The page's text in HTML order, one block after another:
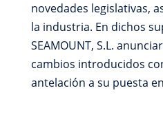
novedades legislativas,
la industria. En dichos
SEAMOUNT, S.L.
cambios introducidos
antelación a su puesta